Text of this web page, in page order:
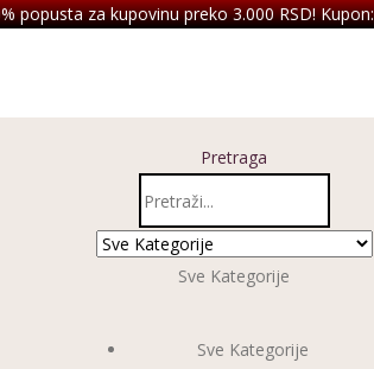
popusta za kupovinu preko 3.000 RSD!
Pretraga
Sve Kategorije
Sve Kategorije